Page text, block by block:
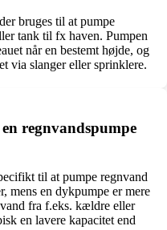
bruges til at pumpe
tank til fx haven. Pumpen
når en bestemt højde, og
via slanger eller sprinklere.
regnvandspumpe
til at pumpe regnvand
mens en dykpumpe er mere
fra f.eks. kældre eller
en lavere kapacitet end